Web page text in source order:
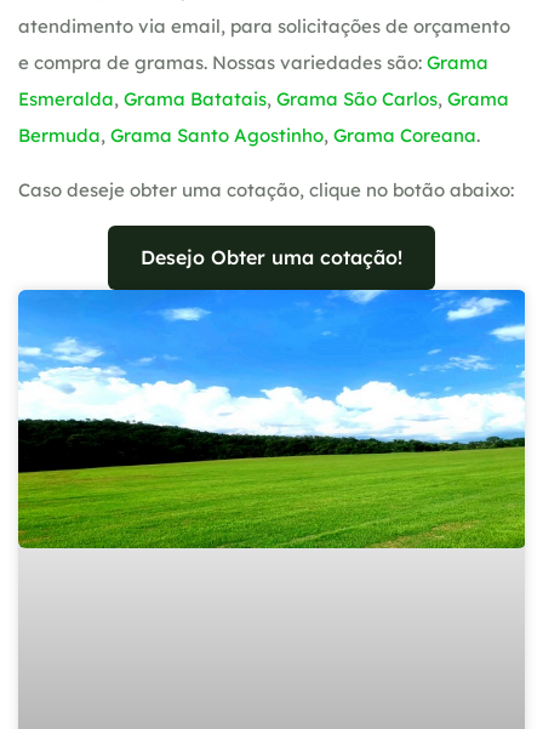
atendimento via email, para solicitações de orçamento
e compra de gramas. Nossas variedades são: Grama
Esmeralda, Grama Batatais, Grama São Carlos, Grama
Bermuda, Grama Santo Agostinho, Grama Coreana.
Caso deseje obter uma cotação, clique no botão abaixo:
Desejo Obter uma cotação!